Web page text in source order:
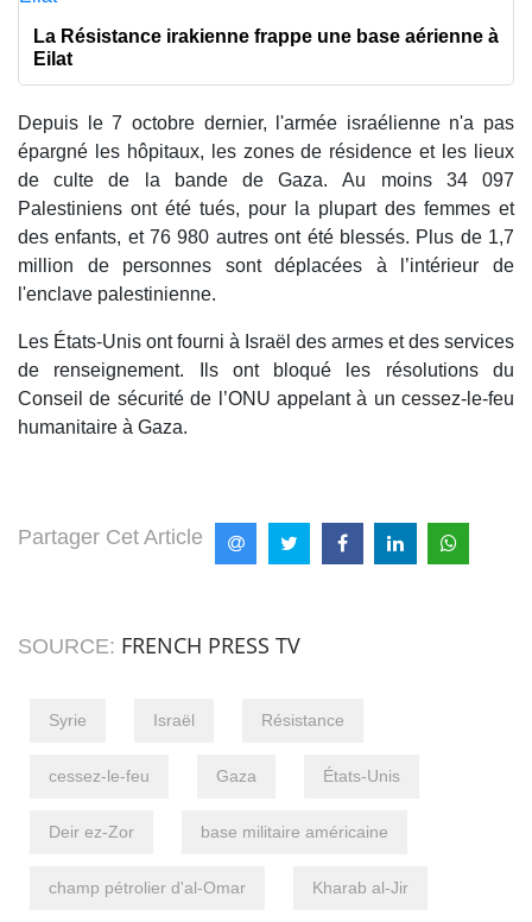
La Résistance irakienne frappe une base aérienne à
Eilat
Depuis le 7 octobre dernier, l'armée israélienne n'a pas
épargné les hôpitaux, les zones de résidence et les lieux
de culte de la bande de Gaza. Au moins 34 097
Palestiniens ont été tués, pour la plupart des femmes et
des enfants, et 76 980 autres ont été blessés. Plus de 1,7
million de personnes sont déplacées à l’intérieur de
l'enclave palestinienne.
Les États-Unis ont fourni à Israël des armes et des services
de renseignement. Ils ont bloqué les résolutions du
Conseil de sécurité de l’ONU appelant à un cessez-le-feu
humanitaire à Gaza.
Partager Cet Article
SOURCE: FRENCH PRESS TV
Syrie Israël Résistance
cessez-le-feu Gaza États-Unis
Deir ez-Zor base militaire américaine
champ pétrolier d'al-Omar Kharab al-Jir